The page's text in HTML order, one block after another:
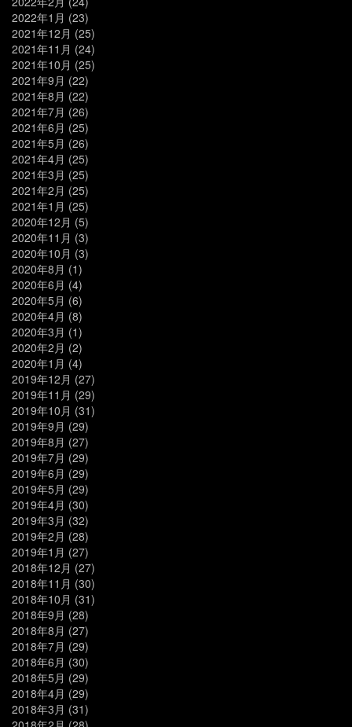
2022年1月 (23)
2021年12月 (25)
2021年11月 (24)
2021年10月 (25)
2021年9月 (22)
2021年8月 (22)
2021年7月 (26)
2021年6月 (25)
2021年5月 (26)
2021年4月 (25)
2021年3月 (25)
2021年2月 (25)
2021年1月 (25)
2020年12月 (5)
2020年11月 (3)
2020年10月 (3)
2020年8月 (1)
2020年6月 (4)
2020年5月 (6)
2020年4月 (8)
2020年3月 (1)
2020年2月 (2)
2020年1月 (4)
2019年12月 (27)
2019年11月 (29)
2019年10月 (31)
2019年9月 (29)
2019年8月 (27)
2019年7月 (29)
2019年6月 (29)
2019年5月 (29)
2019年4月 (30)
2019年3月 (32)
2019年2月 (28)
2019年1月 (27)
2018年12月 (27)
2018年11月 (30)
2018年10月 (31)
2018年9月 (28)
2018年8月 (27)
2018年7月 (29)
2018年6月 (30)
2018年5月 (29)
2018年4月 (29)
2018年3月 (31)